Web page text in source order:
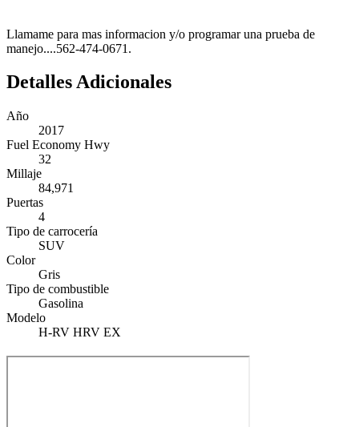
Llamame para mas informacion y/o programar una prueba de
manejo....562-474-0671.
Detalles Adicionales
Año
2017
Fuel Economy Hwy
32
Millaje
84,971
Puertas
4
Tipo de carrocería
SUV
Color
Gris
Tipo de combustible
Gasolina
Modelo
H-RV HRV EX